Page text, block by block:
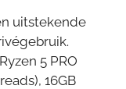
uitstekende
5 PRO
16GB